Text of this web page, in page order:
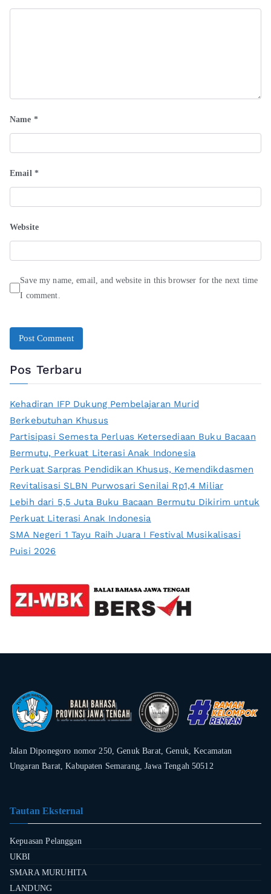
Name *
Email *
Website
Save my name, email, and website in this browser for the next time
I comment.
Pos Terbaru
Kehadiran IFP Dukung Pembelajaran Murid
Berkebutuhan Khusus
Partisipasi Semesta Perluas Ketersediaan Buku Bacaan
Bermutu, Perkuat Literasi Anak Indonesia
Perkuat Sarpras Pendidikan Khusus, Kemendikdasmen
Revitalisasi SLBN Purwosari Senilai Rp1,4 Miliar
Lebih dari 5,5 Juta Buku Bacaan Bermutu Dikirim untuk
Perkuat Literasi Anak Indonesia
SMA Negeri 1 Tayu Raih Juara I Festival Musikalisasi
Puisi 2026
Jalan Diponegoro nomor 250, Genuk Barat, Genuk, Kecamatan
Ungaran Barat, Kabupaten Semarang, Jawa Tengah 50512
Tautan Eksternal
Kepuasan Pelanggan
UKBI
SMARA MURUHITA
LANDUNG